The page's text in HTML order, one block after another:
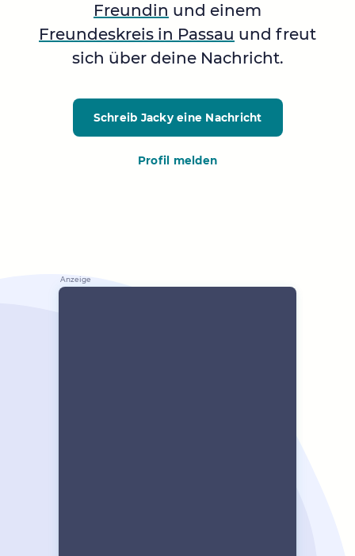
Freundin und einem
Freundeskreis in Passau und freut
sich über deine Nachricht.
Schreib Jackyeine Nachricht
Profil melden